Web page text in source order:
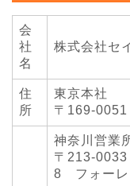
会
社
名
株式会社セ
住
所
東京本社
〒169-0051
神奈川営業
〒213-0033
8 フォーレ